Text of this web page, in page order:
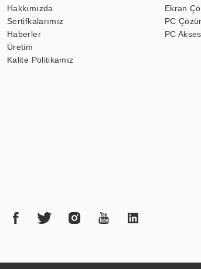
Hakkımızda
Sertifkalarımız
Haberler
Üretim
Kalite Politikamız
Ekran
PC
PC